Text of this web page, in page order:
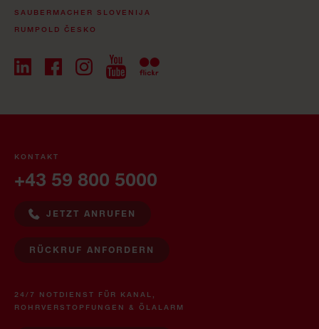
SAUBERMACHER SLOVENIJA
RUMPOLD ČESKO
KONTAKT
+43 59 800 5000
JETZT ANRUFEN
RÜCKRUF ANFORDERN
24/7 NOTDIENST FÜR KANAL,
ROHRVERSTOPFUNGEN & ÖLALARM